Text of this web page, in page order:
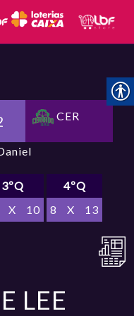
CER
3ºQ
X 10
4ºQ
8
X 13
LEE